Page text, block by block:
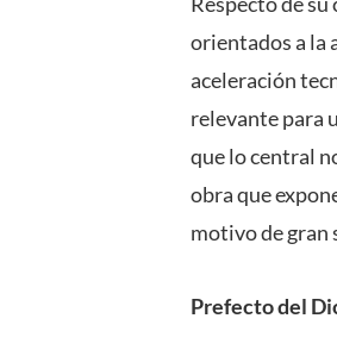
orientados a la
aceleración
relevante para
que lo central
obra que
motivo de gran
Prefecto del